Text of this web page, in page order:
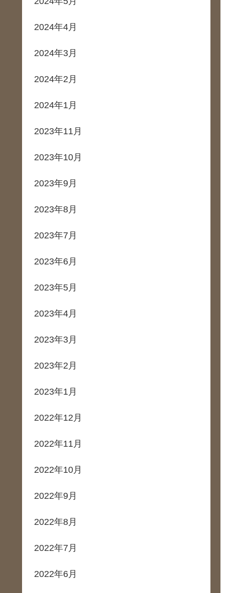
2024年4月
2024年3月
2024年2月
2024年1月
2023年11月
2023年10月
2023年9月
2023年8月
2023年7月
2023年6月
2023年5月
2023年4月
2023年3月
2023年2月
2023年1月
2022年12月
2022年11月
2022年10月
2022年9月
2022年8月
2022年7月
2022年6月